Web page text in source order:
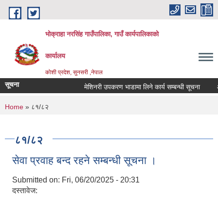
Skip to main content
भोक्राहा नरसिंह गाउँपालिका, गाउँ कार्यपालिकाको
कार्यालय
कोशी प्रदेश, सुनसरी ,नेपाल
सूचना मेशिनरी उपकरण भाडामा लिने कार्य सम्बन्धी सूचना
You are here
Home » ८१/८२
८१/८२
सेवा प्रवाह बन्द रहने सम्बन्धी सूचना ।
Submitted on: Fri, 06/20/2025 - 20:31
दस्तावेज: